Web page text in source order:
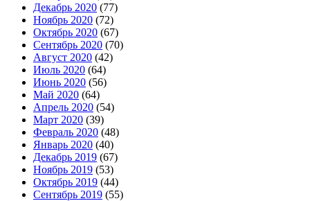
Декабрь 2020 (77)
Ноябрь 2020 (72)
Октябрь 2020 (67)
Сентябрь 2020 (70)
Август 2020 (42)
Июль 2020 (64)
Июнь 2020 (56)
Май 2020 (64)
Апрель 2020 (54)
Март 2020 (39)
Февраль 2020 (48)
Январь 2020 (40)
Декабрь 2019 (67)
Ноябрь 2019 (53)
Октябрь 2019 (44)
Сентябрь 2019 (55)